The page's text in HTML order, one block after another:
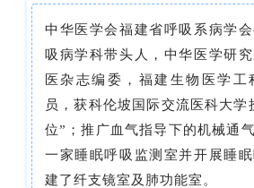
中华医学会福建省呼吸系病学
吸病学科带头人，中华医学研
医杂志编委，福建生物医学工
员，获科伦坡国际交流医科大学
位”；推广血气指导下的机械通气
一家睡眠呼吸监测室并开展睡
建了纤支镜室及肺功能室。